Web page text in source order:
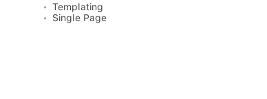
Templating
Single Page